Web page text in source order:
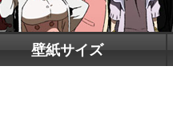
壁紙サイズ